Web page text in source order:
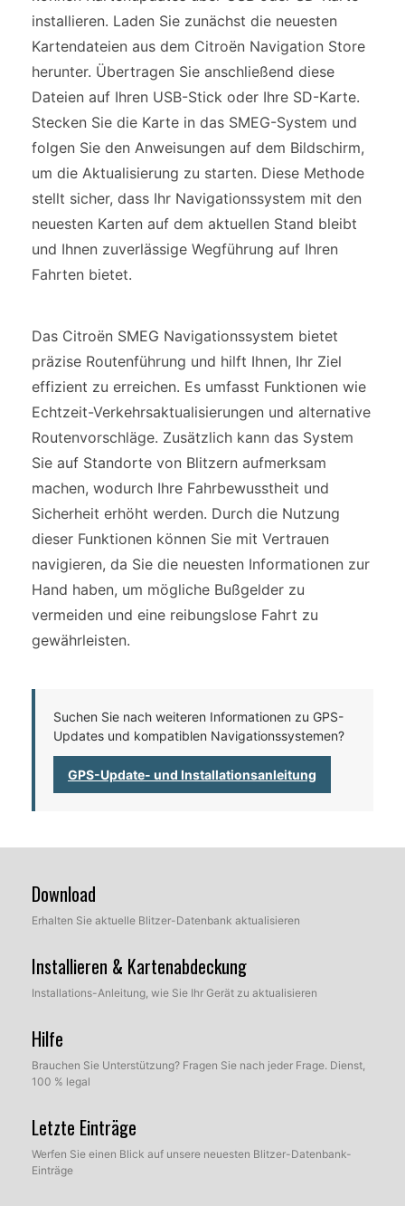
installieren. Laden Sie zunächst die neuesten
Kartendateien aus dem Citroën Navigation Store
herunter. Übertragen Sie anschließend diese
Dateien auf Ihren USB-Stick oder Ihre SD-Karte.
Stecken Sie die Karte in das SMEG-System und
folgen Sie den Anweisungen auf dem Bildschirm,
um die Aktualisierung zu starten. Diese Methode
stellt sicher, dass Ihr Navigationssystem mit den
neuesten Karten auf dem aktuellen Stand bleibt
und Ihnen zuverlässige Wegführung auf Ihren
Fahrten bietet.
Das Citroën SMEG Navigationssystem bietet
präzise Routenführung und hilft Ihnen, Ihr Ziel
effizient zu erreichen. Es umfasst Funktionen wie
Echtzeit-Verkehrsaktualisierungen und alternative
Routenvorschläge. Zusätzlich kann das System
Sie auf Standorte von Blitzern aufmerksam
machen, wodurch Ihre Fahrbewusstheit und
Sicherheit erhöht werden. Durch die Nutzung
dieser Funktionen können Sie mit Vertrauen
navigieren, da Sie die neuesten Informationen zur
Hand haben, um mögliche Bußgelder zu
vermeiden und eine reibungslose Fahrt zu
gewährleisten.
Suchen Sie nach weiteren Informationen zu GPS-
Updates und kompatiblen Navigationssystemen?
GPS-Update- und Installationsanleitung
Download
Erhalten Sie aktuelle Blitzer-Datenbank aktualisieren
Installieren & Kartenabdeckung
Installations-Anleitung, wie Sie Ihr Gerät zu aktualisieren
Hilfe
Brauchen Sie Unterstützung? Fragen Sie nach jeder Frage. Dienst,
100 % legal
Letzte Einträge
Werfen Sie einen Blick auf unsere neuesten Blitzer-Datenbank-
Einträge